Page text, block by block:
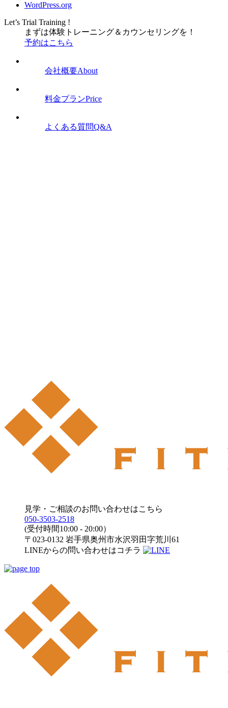
WordPress.org
Let’s Trial Training !
まずは体験トレーニング＆ カウンセリングを！
予約はこちら
会社概要About
料金プランPrice
よくある質問Q&A
見学・ご相談のお問い合わせはこちら
050-3503-2518
(受付時間10:00 - 20:00）
〒023-0132 岩手県奥州市水沢羽田字荒川61
LINEからの問い合わせはコチラ